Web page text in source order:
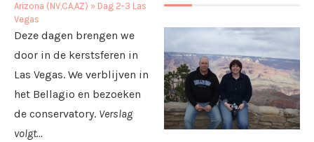
Arizona (NV,CA,AZ) » Dag 2-3 Las
Vegas
Deze dagen brengen we
door in de kerstsferen in
Las Vegas. We verblijven in
het Bellagio en bezoeken
de conservatory. Verslag
volgt…